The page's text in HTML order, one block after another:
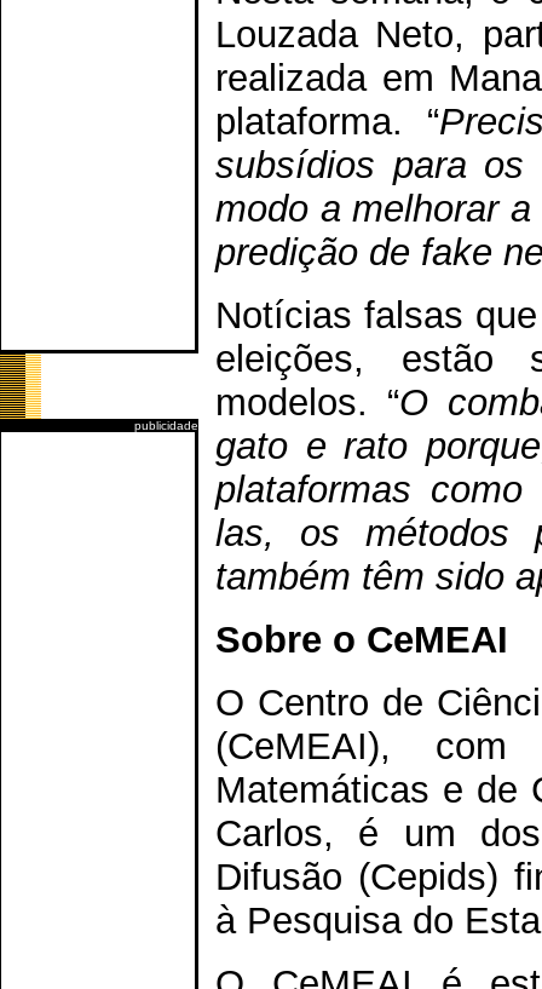
publicidade
Louzada Neto,
realizada em
plataforma. “
subsídios para os
modo a melhorar
predição de fake
Notícias falsas
eleições, estão
modelos. “O
gato e rato
plataformas
las, os métodos
também têm sido
Sobre o CeMEAI
O Centro de
(CeMEAI),
Matemáticas e de
Carlos, é um
Difusão (Cepids)
à Pesquisa do